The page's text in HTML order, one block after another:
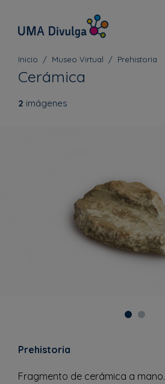
Inicio Museo Virtual Prehistoria
Cerámica
2 imágenes
Prehistoria
Fragmento de cerámica a mano.